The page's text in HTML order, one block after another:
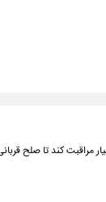
مراقبت کند تا صلح